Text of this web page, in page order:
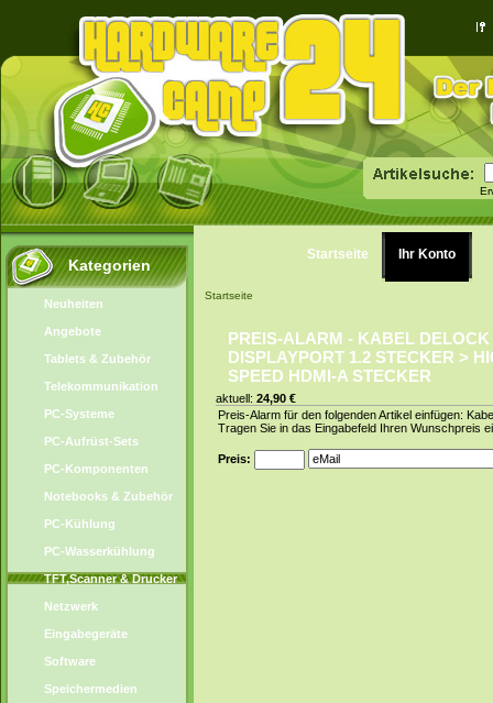
Kategorien
Neuheiten
Angebote
Tablets & Zubehör
Telekommunikation
PC-Systeme
PC-Aufrüst-Sets
PC-Komponenten
Notebooks & Zubehör
PC-Kühlung
PC-Wasserkühlung
TFT,Scanner & Drucker
Netzwerk
Eingabegeräte
Software
Speichermedien
Startseite Ihr Konto
Startseite
PREIS-ALARM - KABEL DELOCK
DISPLAYPORT 1.2 STECKER >
SPEED HDMI-A STECKER
aktuell: 24,90 €
Preis-Alarm für den folgenden Artikel einfügen:
Tragen Sie in das Eingabefeld Ihren Wunschpreis
Preis: